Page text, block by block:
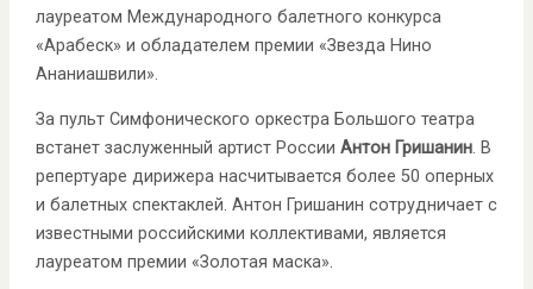
лауреатом Международного балетного конкурса
«Арабеск» и обладателем премии «Звезда Нино
Ананиашвили».
За пульт Симфонического оркестра Большого театра
встанет заслуженный артист России Антон Гришанин. В
репертуаре дирижера насчитывается более 50 оперных
и балетных спектаклей. Антон Гришанин сотрудничает с
известными российскими коллективами, является
лауреатом премии «Золотая маска».